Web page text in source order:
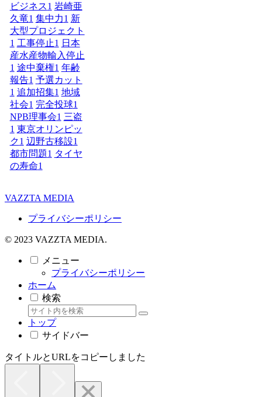
ビジネス1 岩崎亜
久竜1 集中力1 新
大型プロジェクト
1 工事停止1 日本
産水産物輸入停止
1 途中棄権1 年齢
報告1 予選カット
1 追加招集1 地域
社会1 完全投球1
NPB理事会1 三盗
1 東京オリンピッ
ク1 辺野古移設1
都市問題1 タイヤ
の寿命1
VAZZTA MEDIA
プライバシーポリシー
© 2023 VAZZTA MEDIA.
メニュー
プライバシーポリシー
ホーム
検索
トップ
サイドバー
タイトルとURLをコピーしました